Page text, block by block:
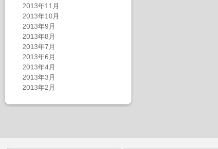
2013年11月
2013年10月
2013年9月
2013年8月
2013年7月
2013年6月
2013年4月
2013年3月
2013年2月